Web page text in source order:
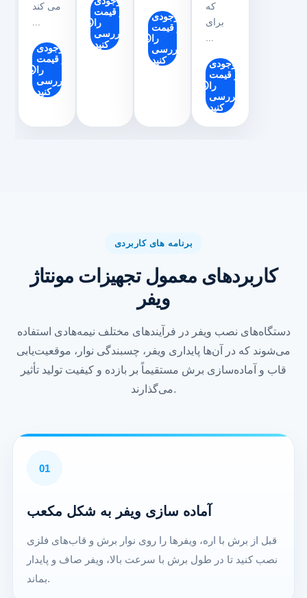
می کند
...
موجودی
و قیمت
را
بررسی
کنید
و قیمت
را
بررسی
کنید
موجودی
و قیمت
را
بررسی
کنید
که
برای
...
موجودی
و قیمت
را
بررسی
کنید
برنامه های کاربردی
کاربردهای معمول تجهیزات مونتاژ
ویفر
دستگاه‌های نصب ویفر در فرآیندهای مختلف نیمه‌هادی استفاده
می‌شوند که در آن‌ها پایداری ویفر، چسبندگی نوار، موقعیت‌یابی
قاب و آماده‌سازی برش مستقیماً بر بازده و کیفیت تولید تأثیر
می‌گذارند.
01
آماده سازی ویفر به شکل مکعب
قبل از برش با اره، ویفرها را روی نوار برش و قاب‌های فلزی
نصب کنید تا در طول برش با سرعت بالا، ویفر صاف و پایدار
بماند.